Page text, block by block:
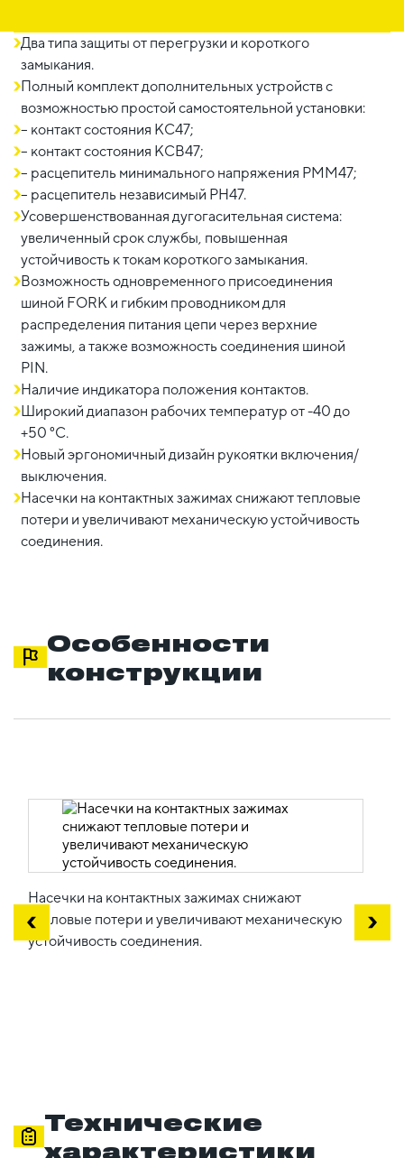
Два типа защиты от перегрузки и короткого
замыкания.
Полный комплект дополнительных устройств с
возможностью простой самостоятельной установки:
– контакт состояния КС47;
– контакт состояния КСВ47;
– расцепитель минимального напряжения РММ47;
– расцепитель независимый РН47.
Усовершенствованная дугогасительная система:
увеличенный срок службы, повышенная
устойчивость к токам короткого замыкания.
Возможность одновременного присоединения
шиной FORK и гибким проводником для
распределения питания цепи через верхние
зажимы, а также возможность соединения шиной
PIN.
Наличие индикатора положения контактов.
Широкий диапазон рабочих температур от -40 до
+50 °С.
Новый эргономичный дизайн рукоятки включения/
выключения.
Насечки на контактных зажимах снижают тепловые
потери и увеличивают механическую устойчивость
соединения.
Особенности
конструкции
Насечки на контактных зажимах снижают
тепловые потери и увеличивают механическую
устойчивость соединения.
Технические
характеристики